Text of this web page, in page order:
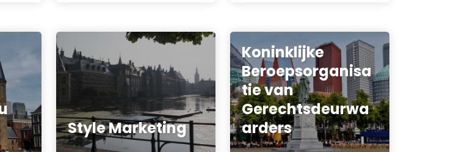
Style Marketing
Koninklijke
Beroepsorganisa
tie van
Gerechtsdeurwa
arders